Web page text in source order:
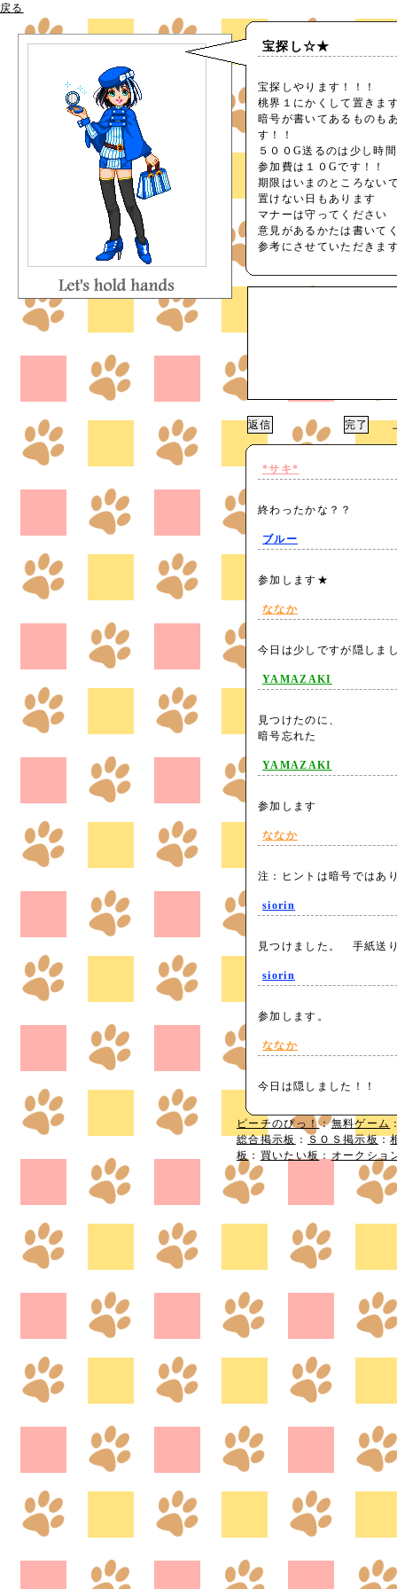
戻る
宝探し☆★
宝探しやります！！！
桃界１にかくして置きま
暗号が書いてあるものも
す！！
５００G送るのは少し時
参加費は１０Gです！！
期限はいまのところない
置けない日もあります
マナーは守ってください
意見があるかたは書いて
参考にさせていただきま
*サキ*
終わったかな？？
ブルー
参加します★
ななか
今日は少しですが隠し
YAMAZAKI
見つけたのに、
暗号忘れた
YAMAZAKI
参加します
ななか
注：ヒントは暗号では
siorin
見つけました。 手紙
siorin
参加します。
ななか
今日は隠しました！！
ピーチのぴっ！：無料ゲーム
総合掲示板 ： ＳＯＳ掲示板：
板 ： 買いたい板 ： オークショ